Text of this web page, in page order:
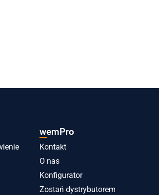
wemPro
Kontakt
O nas
Konfigurator
Zostań dystrybutorem